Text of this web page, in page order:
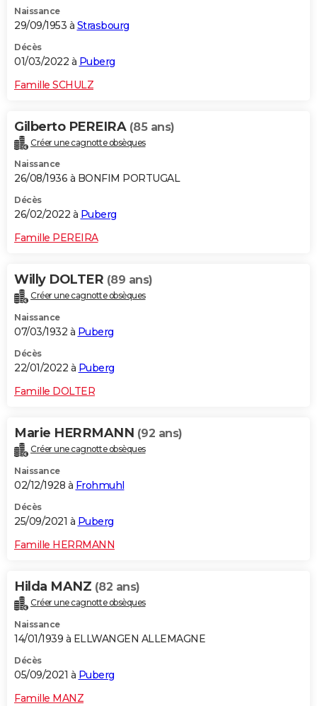
Naissance
29/09/1953 à Strasbourg
Décès
01/03/2022 à Puberg
Famille SCHULZ
Gilberto PEREIRA (85 ans)
Créer une cagnotte obsèques
Naissance
26/08/1936 à BONFIM PORTUGAL
Décès
26/02/2022 à Puberg
Famille PEREIRA
Willy DOLTER (89 ans)
Créer une cagnotte obsèques
Naissance
07/03/1932 à Puberg
Décès
22/01/2022 à Puberg
Famille DOLTER
Marie HERRMANN (92 ans)
Créer une cagnotte obsèques
Naissance
02/12/1928 à Frohmuhl
Décès
25/09/2021 à Puberg
Famille HERRMANN
Hilda MANZ (82 ans)
Créer une cagnotte obsèques
Naissance
14/01/1939 à ELLWANGEN ALLEMAGNE
Décès
05/09/2021 à Puberg
Famille MANZ